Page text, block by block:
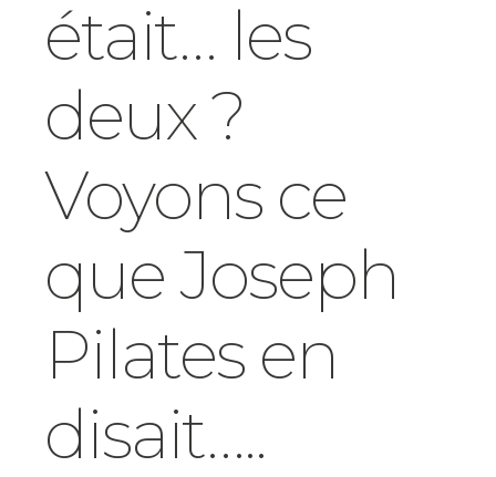
était… les
deux ?
Voyons ce
que Joseph
Pilates en
disait…..